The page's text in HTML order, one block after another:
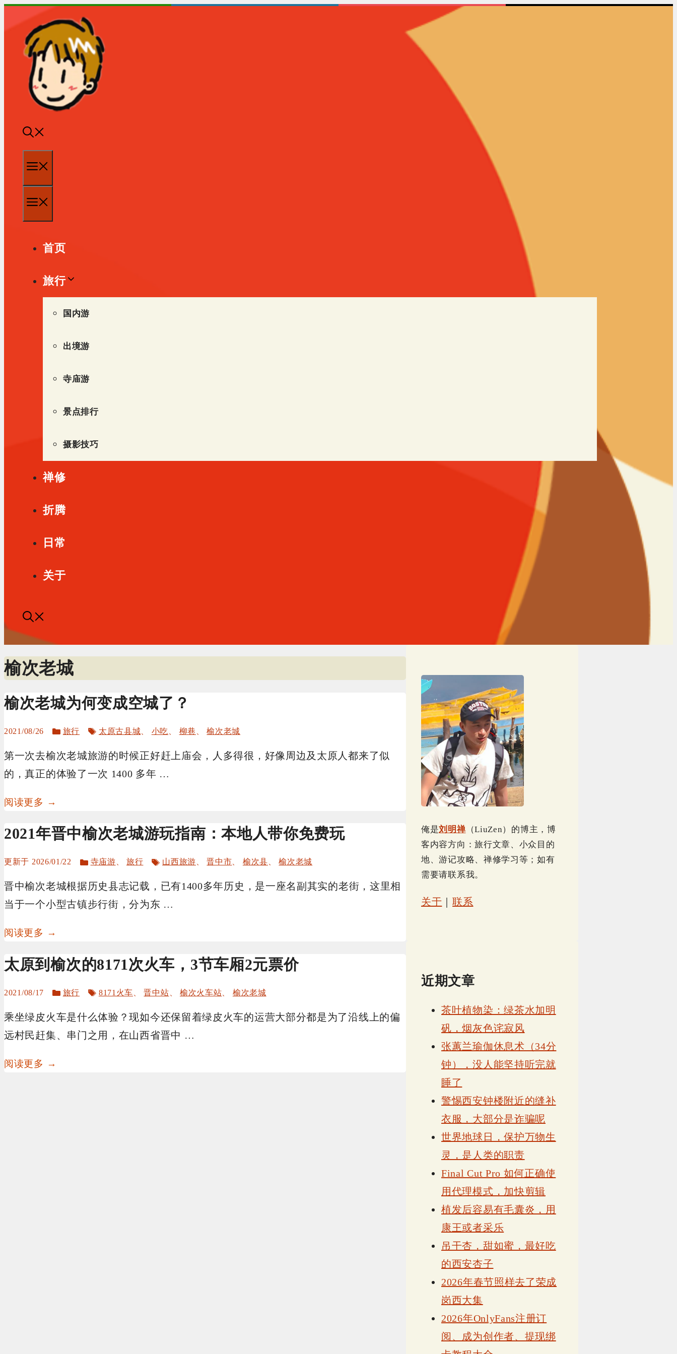
至
首页
旅行
国内游
出境游
寺庙游
景点排行
摄影技巧
禅修
折腾
日常
关于
榆次老城
榆次老城为何变成空城了？
2021/08/26
分
旅行
标
太原古县城 小吃 柳巷 、榆次老城
第一次去榆次老城旅游的时候正好赶上庙会，人多得很，好像周边及太原人都来了似
的，真正的体验了一次 1400 多年 …
阅读更多 →
2021年晋中榆次老城游玩指南：本地人带你免费玩
2026/01/22
分
寺庙游 、旅行
标
山西旅游 、晋中市 榆次县 、榆次老城
晋中榆次老城根据历史县志记载，已有1400多年历史，是一座名副其实的老街，这里相
当于一个小型古镇步行街，分为东 …
阅读更多 →
太原到榆次的8171次火车，3节车厢2元票价
2021/08/17
分
旅行
标
8171火车 、晋中站 榆次火车站 榆次老城
乘坐绿皮火车是什么体验？现如今还保留着绿皮火车的运营大部分都是为了沿线上的偏
远村民赶集、串门之用，在山西省晋中 …
阅读更多 →
俺是刘明禅（LiuZen）的博主，博
客内容方向：旅行文章、小众目的
地、游记攻略、禅修学习等；如有
需要请联系我。
关于 ｜联系
近期文章
茶叶植物染：绿茶水加明
矾，烟灰色诧寂风
张蕙兰瑜伽休息术（34分
钟），没人能坚持听完就
睡了
警惕西安钟楼附近的缝补
衣服，大部分是诈骗呢
世界地球日，保护万物生
灵，是人类的职责
Final Cut Pro 如何正确使
用代理模式，加快剪辑
植发后容易有毛囊炎，用
康王或者采乐
吊干杏，甜如蜜，最好吃
的西安杏子
2026年春节照样去了荣成
岗西大集
2026年OnlyFans注册订
阅、成为创作者、提现绑